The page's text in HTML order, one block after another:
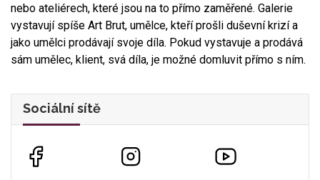
nebo ateliérech, které jsou na to přímo zaměřené. Galerie
vystavují spíše Art Brut, umělce, kteří prošli duševní krizí a
jako umělci prodávají svoje díla. Pokud vystavuje a prodává
sám umělec, klient, svá díla, je možné domluvit přímo s ním.
Sociální sítě